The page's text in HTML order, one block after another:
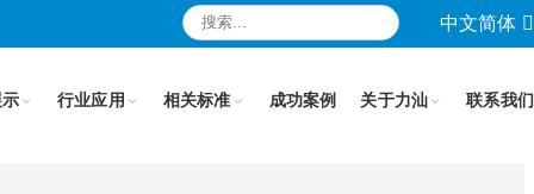
中文简体
行业应用 相关标准 成功案例 关于力汕 联系我们